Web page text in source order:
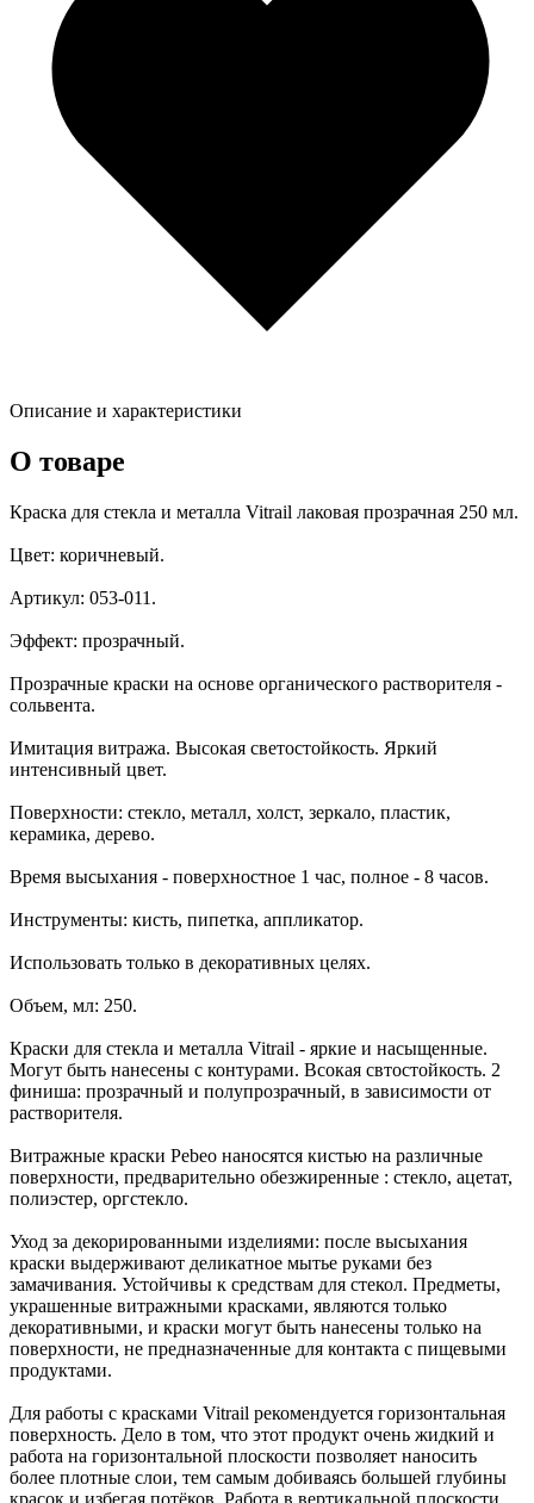
Описание и характеристики
О товаре
Краска для стекла и металла Vitrail лаковая прозрачная 250 мл.
Цвет: коричневый.
Артикул: 053-011.
Эффект: прозрачный.
Прозрачные краски на основе органического растворителя -
сольвента.
Имитация витража. Высокая светостойкость. Яркий
интенсивный цвет.
Поверхности: стекло, металл, холст, зеркало, пластик,
керамика, дерево.
Время высыхания - поверхностное 1 час, полное - 8 часов.
Инструменты: кисть, пипетка, аппликатор.
Использовать только в декоративных целях.
Объем, мл: 250.
Краски для стекла и металла Vitrail - яркие и насыщенные.
Могут быть нанесены с контурами. Всокая свтостойкость. 2
финиша: прозрачный и полупрозрачный, в зависимости от
растворителя.
Витражные краски Pebeo наносятся кистью на различные
поверхности, предварительно обезжиренные : стекло, ацетат,
полиэстер, оргстекло.
Уход за декорированными изделиями: после высыхания
краски выдерживают деликатное мытье руками без
замачивания. Устойчивы к средствам для стекол. Предметы,
украшенные витражными красками, являются только
декоративными, и краски могут быть нанесены только на
поверхности, не предназначенные для контакта с пищевыми
продуктами.
Для работы с красками Vitrail рекомендуется горизонтальная
поверхность. Дело в том, что этот продукт очень жидкий и
работа на горизонтальной плоскости позволяет наносить
более плотные слои, тем самым добиваясь большей глубины